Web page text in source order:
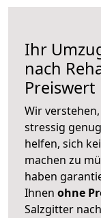
Ihr
nach
Preiswert
Wir
stressig
helfen, sich
machen zu
haben
Ihnen ohne
Salzgitter